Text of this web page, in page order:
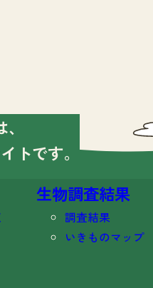
トです。
生物調査結果
調査結果
いきものマップ